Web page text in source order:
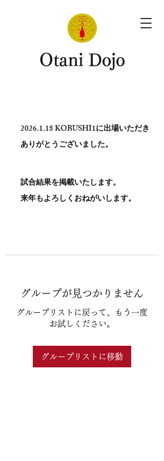
​Otani Dojo
2026.1.18KOBUSHI1に出場いただき
ありがとう​ございました。
試合結果を掲載いたします。
​来年もよろしくおねがいします。
グループが見つかりません
グループリストに戻って、もう一度
お試しください。
グループリストに移動